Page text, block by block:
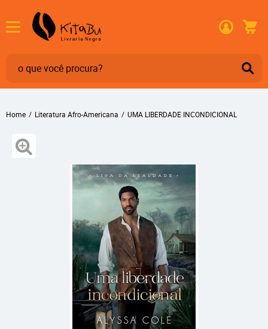
Home Literatura Afro-Americana UMA LIBERDADE INCONDICIONAL